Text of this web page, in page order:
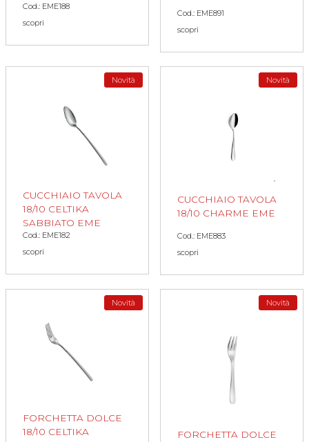
Cod.: EME188
scopri
Cod.: EME891
scopri
Novità
CUCCHIAIO TAVOLA
18/10 CELTIKA
SABBIATO EME
Cod.: EME182
scopri
Novità
CUCCHIAIO TAVOLA
18/10 CHARME EME
Cod.: EME883
scopri
Novità
FORCHETTA DOLCE
18/10 CELTIKA
Novità
FORCHETTA DOLCE